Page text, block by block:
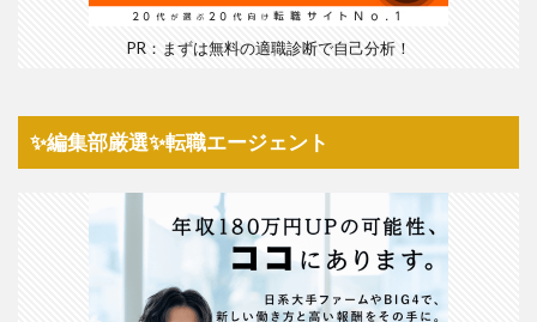
PR：まずは無料の適職診断で自己分析！
✨編集部厳選✨転職エージェント